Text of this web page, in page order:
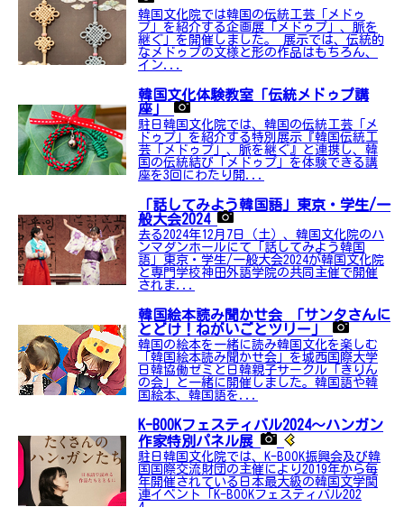
韓国文化院では韓国の伝統工芸「メドゥ
プ」を紹介する企画展「メドゥプ」、脈を
継ぐ」を開催しました。 展示では、伝統的
なメドゥプの文様と形の作品はもちろん、
イン...
韓国文化体験教室「伝統メドゥプ講
座」
駐日韓国文化院では、韓国の伝統工芸「メ
ドゥプ」を紹介する特別展示『韓国伝統工
芸「メドゥプ」、脈を継ぐ』と連携し、韓
国の伝統結び「メドゥプ」を体験できる講
座を3回にわたり開...
「話してみよう韓国語」東京・学生/一
般大会2024
去る2024年12月7日（土）、韓国文化院のハ
ンマダンホールにて「話してみよう韓国
語」東京・学生/一般大会2024が韓国文化院
と専門学校神田外語学院の共同主催で開催
されま...
韓国絵本読み聞かせ会 「サンタさんに
とどけ！ねがいごとツリー」
韓国の絵本を一緒に読み韓国文化を楽しむ
「韓国絵本読み聞かせ会」を城西国際大学
日韓協働ゼミと日韓親子サークル「きりん
の会」と一緒に開催しました。韓国語や韓
国絵本、韓国語を...
K-BOOKフェスティバル2024～ハンガン
作家特別パネル展
駐日韓国文化院では、K-BOOK振興会及び韓
国国際交流財団の主催により2019年から毎
年開催されている日本最大級の韓国文学関
連イベント「K-BOOKフェスティバル202